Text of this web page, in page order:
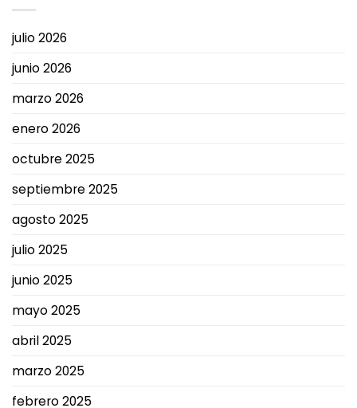
julio 2026
junio 2026
marzo 2026
enero 2026
octubre 2025
septiembre 2025
agosto 2025
julio 2025
junio 2025
mayo 2025
abril 2025
marzo 2025
febrero 2025